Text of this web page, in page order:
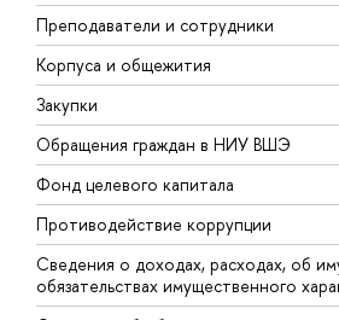
Преподаватели и сотрудники
Корпуса и общежития
Закупки
Обращения граждан в НИУ ВШЭ
Фонд целевого капитала
Противодействие коррупции
Сведения о доходах, расходах, об
обязательствах имущественного